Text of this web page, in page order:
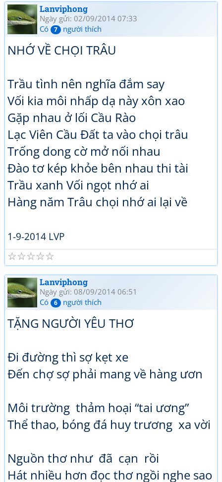
Lanviphong
Ngày gửi: 02/09/2014 07:33
Có
7 người thích
NHỚ VỀ CHỌI TRÂU
Trầu tình nên nghĩa đắm say
Vối kia môi nhấp dạ này xôn xao
Gặp nhau ở lối Cầu Rào
Lạc Viên Cầu Đất ta vào chọi trâu
Trống dong cờ mở nối nhau
Đào tơ kép khỏe bên nhau thi tài
Trầu xanh Vối ngọt nhớ ai
Hàng năm Trâu chọi nhớ ai lại về
1-9-2014 LVP
☆
☆
☆
☆
☆
Lanviphong
Ngày gửi: 08/09/2014 06:51
Có
6 người thích
TẶNG NGƯỜI YÊU THƠ
Đi đường thì sợ kẹt xe
Đến chợ sợ phải mang về hàng ươn
Môi trường thảm hoại “tai ương”
Thể thao, bóng đá huy trương xa vời
Nguồn thơ như đã cạn rồi
Hát nhiều hơn đọc thơ ngồi nghe sao